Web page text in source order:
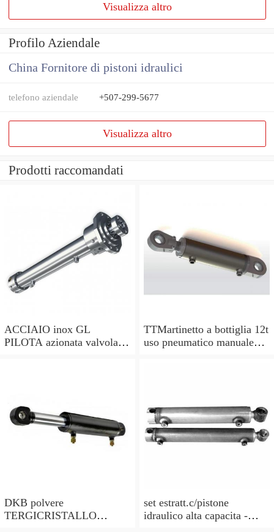
Visualizza altro
Profilo Aziendale
China Fornitore di pistoni idraulici
telefono aziendale +507-299-5677
Visualizza altro
Prodotti raccomandati
ACCIAIO inox GL
PILOTA azionata valvola di
TTMartinetto a bottiglia 12t
uso pneumatico manuale
DKB polvere
TERGICRISTALLO
set estratt.c/pistone
idraulico alta capacita -